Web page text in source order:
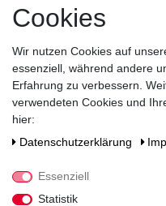
Griffkork
enthält Farbstoff Zuckerkulör
Hersteller / Importeur
SIERRA MADRE GmbH,
Cookies
Wir nutzen Cookies auf
essenziell, während andere
Erfahrung zu verbessern.
verwendeten Cookies und
hier:
Daten­schutz­erklärung
Essenziell
Statistik